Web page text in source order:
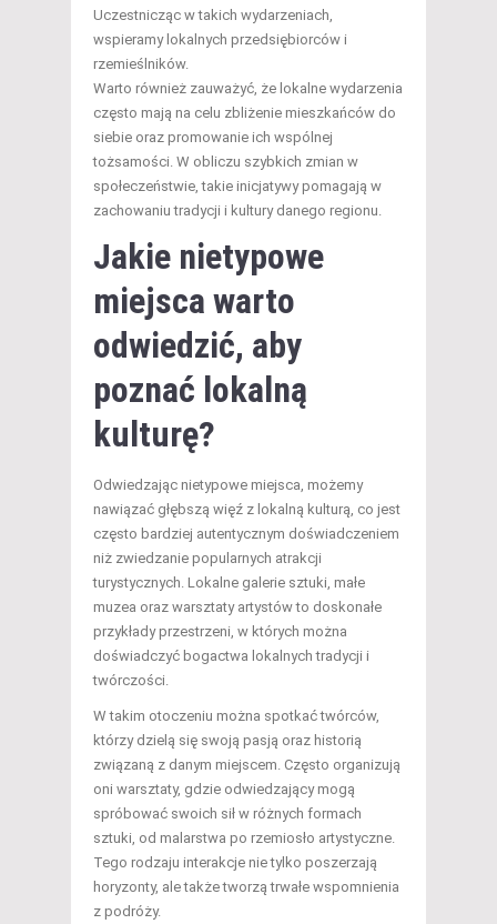
Uczestnicząc w takich wydarzeniach,
wspieramy lokalnych przedsiębiorców i
rzemieślników.
Warto również zauważyć, że lokalne wydarzenia
często mają na celu zbliżenie mieszkańców do
siebie oraz promowanie ich wspólnej
tożsamości. W obliczu szybkich zmian w
społeczeństwie, takie inicjatywy pomagają w
zachowaniu tradycji i kultury danego regionu.
Jakie nietypowe
miejsca warto
odwiedzić, aby
poznać lokalną
kulturę?
Odwiedzając nietypowe miejsca, możemy
nawiązać głębszą więź z lokalną kulturą, co jest
często bardziej autentycznym doświadczeniem
niż zwiedzanie popularnych atrakcji
turystycznych. Lokalne galerie sztuki, małe
muzea oraz warsztaty artystów to doskonałe
przykłady przestrzeni, w których można
doświadczyć bogactwa lokalnych tradycji i
twórczości.
W takim otoczeniu można spotkać twórców,
którzy dzielą się swoją pasją oraz historią
związaną z danym miejscem. Często organizują
oni warsztaty, gdzie odwiedzający mogą
spróbować swoich sił w różnych formach
sztuki, od malarstwa po rzemiosło artystyczne.
Tego rodzaju interakcje nie tylko poszerzają
horyzonty, ale także tworzą trwałe wspomnienia
z podróży.